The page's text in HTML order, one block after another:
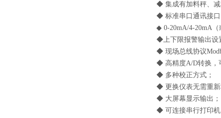
◆ 集成有加料秤、减
◆ 标准串口通讯接口
◆ 0-20mA/4-20mA（
◆上下限报警输出设
◆ 现场总线协议
◆ 高精度A/D转换，
◆ 多种校正方式；
◆ 更换仪表无需重新
◆ 大屏幕显示输出；
◆ 可连接串行打印机